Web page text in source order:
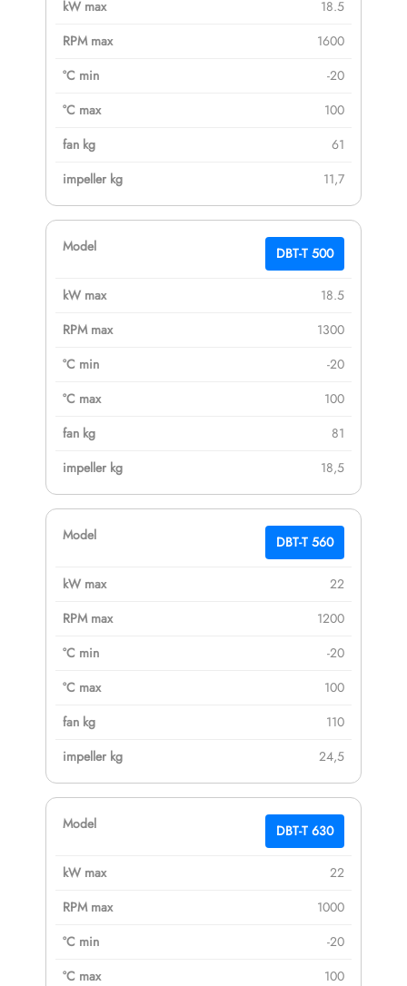
18.5
1600
-20
100
61
11,7
DBT-T 500
18.5
1300
-20
100
81
18,5
DBT-T 560
22
1200
-20
100
110
24,5
DBT-T 630
22
1000
-20
100